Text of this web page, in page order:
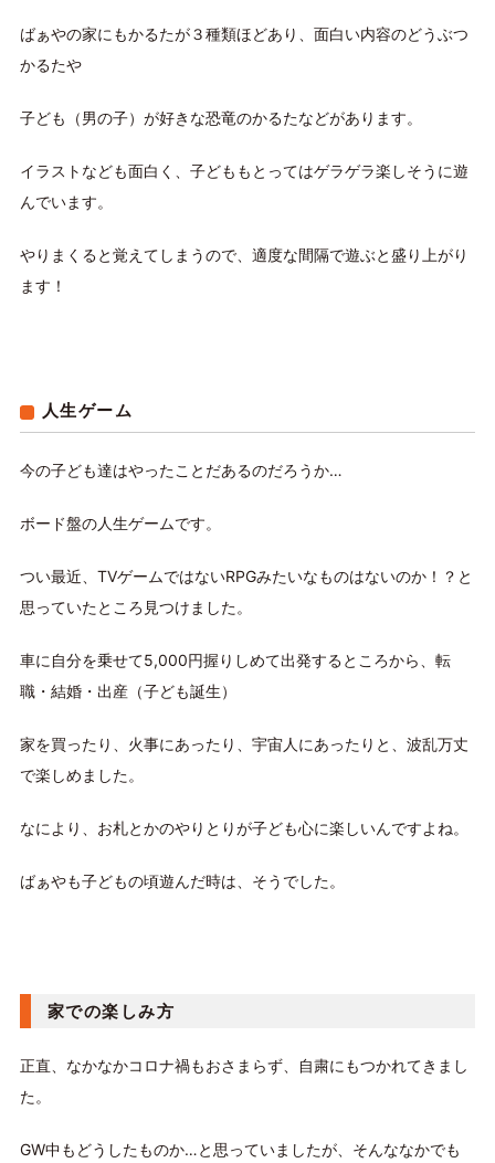
ばぁやの家にもかるたが３種類ほどあり、面白い内容のどうぶつ
かるたや
子ども（男の子）が好きな恐竜のかるたなどがあります。
イラストなども面白く、子どももとってはゲラゲラ楽しそうに遊
んでいます。
やりまくると覚えてしまうので、適度な間隔で遊ぶと盛り上がり
ます！
人生ゲーム
今の子ども達はやったことだあるのだろうか…
ボード盤の人生ゲームです。
つい最近、TVゲームではないRPGみたいなものはないのか！？と
思っていたところ見つけました。
車に自分を乗せて5,000円握りしめて出発するところから、転
職・結婚・出産（子ども誕生）
家を買ったり、火事にあったり、宇宙人にあったりと、波乱万丈
で楽しめました。
なにより、お札とかのやりとりが子ども心に楽しいんですよね。
ばぁやも子どもの頃遊んだ時は、そうでした。
家での楽しみ方
正直、なかなかコロナ禍もおさまらず、自粛にもつかれてきまし
た。
GW中もどうしたものか…と思っていましたが、そんななかでも